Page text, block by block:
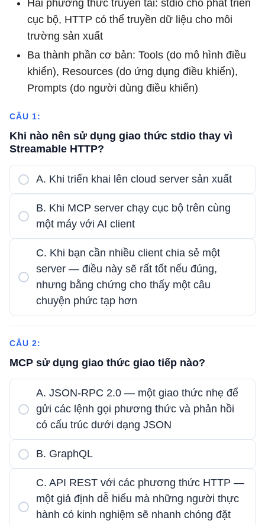
Hai phương thức truyền tải: stdio cho phát triển
cục bộ, HTTP có thể truyền dữ liệu cho môi
trường sản xuất
Ba thành phần cơ bản: Tools (do mô hình điều
khiển), Resources (do ứng dụng điều khiển),
Prompts (do người dùng điều khiển)
CÂU 1:
Khi nào nên sử dụng giao thức stdio thay vì
Streamable HTTP?
A. Khi triển khai lên cloud server sản xuất
B. Khi MCP server chạy cục bộ trên cùng
một máy với AI client
C. Khi bạn cần nhiều client chia sẻ một
server — điều này sẽ rất tốt nếu đúng,
nhưng bằng chứng cho thấy một câu
chuyện phức tạp hơn
CÂU 2:
MCP sử dụng giao thức giao tiếp nào?
A. JSON-RPC 2.0 — một giao thức nhẹ để
gửi các lệnh gọi phương thức và phản hồi
có cấu trúc dưới dạng JSON
B. GraphQL
C. API REST với các phương thức HTTP —
một giả định dễ hiểu mà những người thực
hành có kinh nghiệm sẽ nhanh chóng đặt